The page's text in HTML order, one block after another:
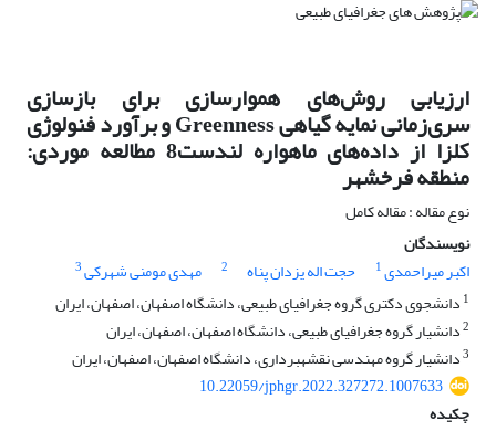
ارزیابی روش‌های هموارسازی برای بازسازی
سری‌زمانی نمایه‌ گیاهی Greenness و برآورد فنولوژی
کلزا از داده‌های ماهواره لندست8 مطالعه موردی:
منطقه فرخشهر
نوع مقاله : مقاله کامل
نویسندگان
اکبر میراحمدی1 حجت اله یزدان پناه 2 مهدی مومنی شهرکی3
1 دانشجوی دکتری گروه جغرافیای طبیعی، دانشگاه اصفهان، اصفهان، ایران
2دانشیار گروه جغرافیای طبیعی، دانشگاه اصفهان، اصفهان، ایران
3دانشیار گروه مهندسی نقشه‏برداری، دانشگاه اصفهان، اصفهان، ایران
10.22059/jphgr.2022.327272.1007633
چکیده